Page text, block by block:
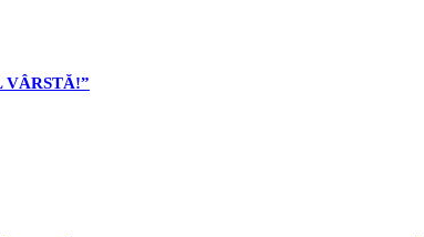
VÂRSTĂ!”